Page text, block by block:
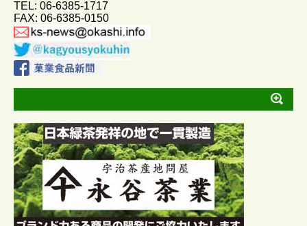
k
TEL: 06-6385-1717
FAX: 06-6385-0150